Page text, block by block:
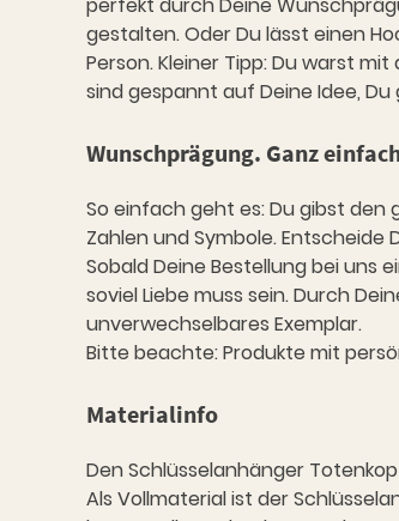
perfekt durch Deine
gestalten. Oder Du lässt einen
Person. Kleiner Tipp: Du warst
sind gespannt auf Deine Idee,
Wunschprägung. Ganz
So einfach geht es: Du gibst den
Zahlen und Symbole.
Sobald Deine Bestellung bei uns
soviel Liebe muss sein. Durch
unverwechselbares Exemplar.
Bitte beachte: Produkte mit
Materialinfo
Den Schlüsselanhänger
Als Vollmaterial ist der